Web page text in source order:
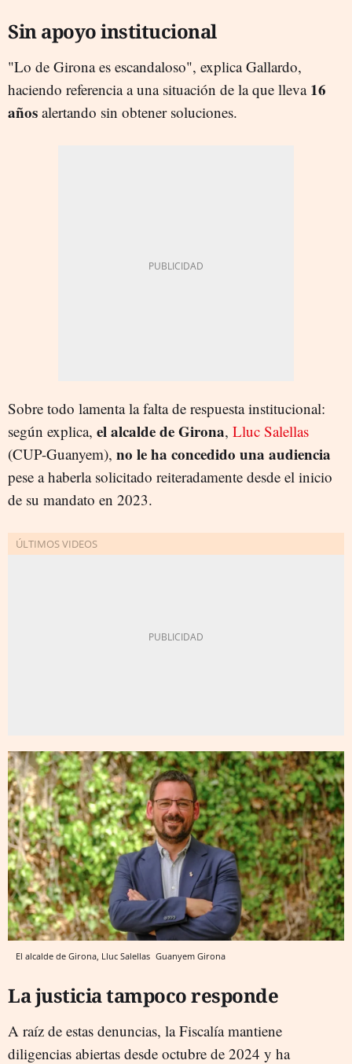
Sin apoyo institucional
"Lo de Girona es escandaloso", explica Gallardo,
haciendo referencia a una situación de la que lleva16
años alertando sin obtener soluciones.
Sobre todo lamenta la falta de respuesta institucional:
según explica, el alcalde de Girona, Lluc Salellas
(CUP-Guanyem), no le ha concedido una audiencia
pese a haberla solicitado reiteradamente desde el inicio
de su mandato en 2023.
El alcalde de Girona, Lluc Salellas Guanyem Girona
La justicia tampoco responde
A raíz de estas denuncias, la Fiscalía mantiene
diligencias abiertas desde octubre de 2024 y ha